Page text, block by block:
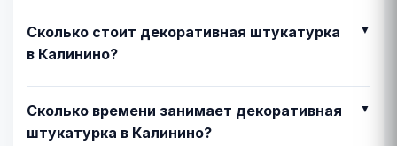
Сколько стоит декоративная штукатурка
в Калинино?
Сколько времени занимает декоративная
штукатурка в Калинино?